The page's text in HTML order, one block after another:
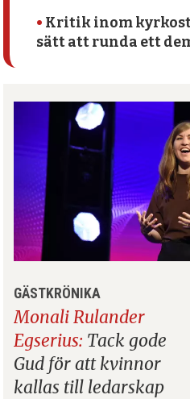
• Kritik inom
sätt att runda ett
GÄSTKRÖNIKA
Monali Rulander
Egserius: Tack gode
Gud för att kvinnor
kallas till ledarskap